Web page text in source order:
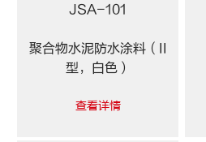
JSA-101
聚合物水泥防水涂料（II
型，白色）
查看详情